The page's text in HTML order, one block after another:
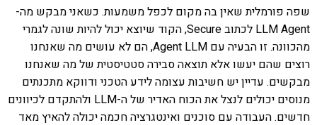
שפה פורמלית שאין בה מקום לכפל משמעות. כשאני מבקש מה-
LLM Agent לכתוב Secure, הקוד שיוצא יכול להיות שונה לגמרי
מהכוונה. זו הבעיה עם Agent LLM, הם לא עושים מה שאנחנו
רוצים שהם יעשו אלא תוצאה סבירה סטטיסטית של מה שאנחנו
מבקשים. עדיין יש חשיבות עצומה לידע הטכני ודווקא מתכנתים
מנוסים יכולים לנצל את הכוח האדיר של ה-LLM ולהתקדם לכיוונים
חדשים. העבודה עם סוכנים ואינטגרציה חכמה יכולה להאיץ מאד